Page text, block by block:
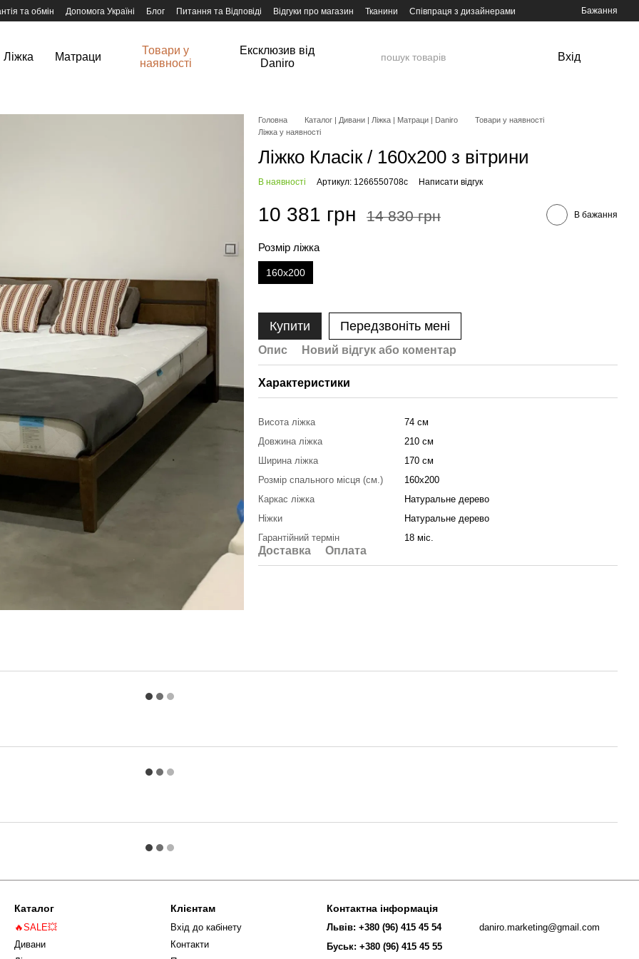
та обмін Допомога Україні Блог Питання та Відповіді Відгуки про магазин Тканини Співпраця з дизайнерами Бажання
Ліжка Матраци
Товари у
наявності
Ексклюзив від
Daniro
Вхід
Головна Каталог | Дивани | Ліжка | Матраци | Daniro
Товари у наявності
Ліжка у наявності
Ліжко Класік / 160х200 з вітрини
В наявності Артикул: 1266550708с Написати відгук
10 381 грн 14 830 грн В бажання
Розмір ліжка
160x200
Купити Передзвоніть мені
Опис Новий відгук або коментар
Характеристики
Висота ліжка
74 см
Довжина ліжка
210 см
Ширина ліжка
170 см
Розмір спального місця (см.)
160х200
Каркас ліжка
Натуральне дерево
Ніжки
Натуральне дерево
Гарантійний термін
18 міс.
Доставка Оплата
Каталог
🔥SALE💥
Дивани
Клієнтам
Вхід до кабінету
Контакти
Контактна інформація
Львів: +380 (96) 415 45 54
Буськ: +380 (96) 415 45 55
daniro.marketing@gmail.com